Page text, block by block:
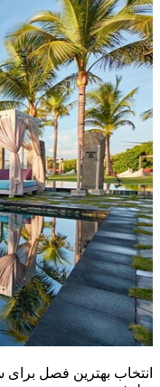
انتخاب بهترین فصل برای